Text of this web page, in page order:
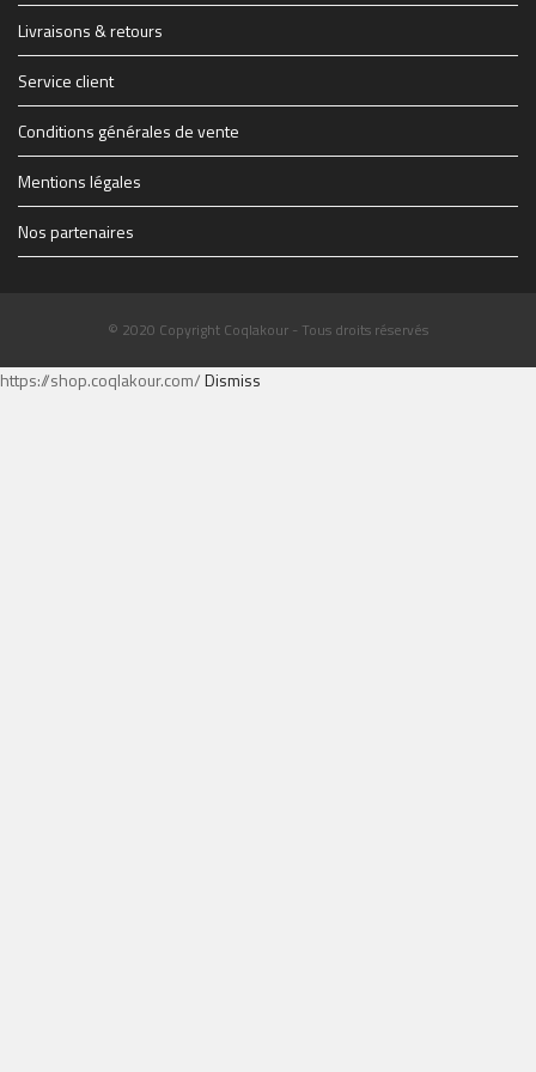
THE-FINAL-Flyer-recto-WEB.jpg
1914347_1228083069627_1579928_n.jpg
Livraisons & retours
Service client
Conditions générales de vente
Mentions légales
Nos partenaires
© 2020 Copyright Coqlakour - Tous droits réservés
https://shop.coqlakour.com/Dismiss